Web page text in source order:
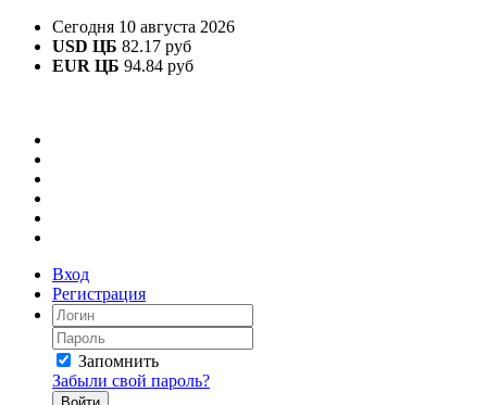
Сегодня 10 августа 2026
USD ЦБ 82.17 руб
EUR ЦБ 94.84 руб
Вход
Регистрация
Запомнить
Забыли свой пароль?